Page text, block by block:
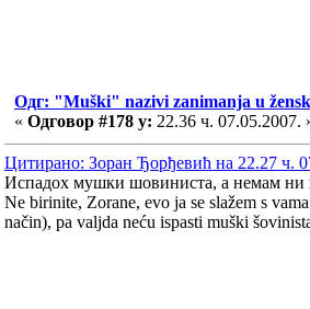
Одг: "Muški" nazivi zanimanja u
« Одговор #178 у: 22.36 ч. 07.05.2007.
Цитирано: Зоран Ђорђевић на 22.27 ч.
Испадох мушки шовиниста, а немам ни
Ne birinite, Zorane, evo ja se slažem s
način), pa valjda neću ispasti muški